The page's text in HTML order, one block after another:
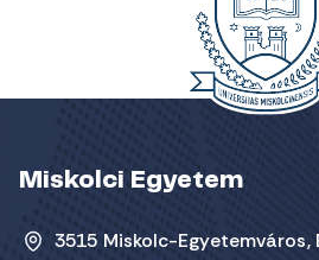
Miskolci Egyetem
3515 Miskolc-Egyetemváros,